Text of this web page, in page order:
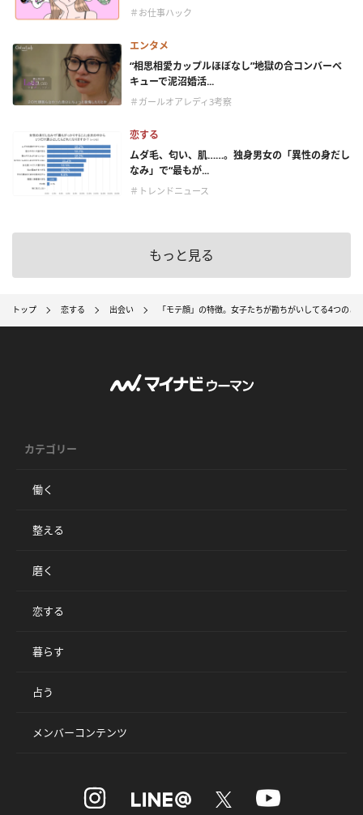
＃お仕事ハック
エンタメ
“相思相愛カップルほぼなし”地獄の合コンバーベ
キューで泥沼婚活...
＃ガールオアレディ3考察
恋する
ムダ毛、匂い、肌……。独身男女の「異性の身だし
なみ」で“最もが...
＃トレンドニュース
もっと見る
トップ 恋する 出会い 「モテ顔」の特徴。女子たちが勘ちがいしてる4つのこ
カテゴリー
働く
整える
磨く
恋する
暮らす
占う
メンバーコンテンツ